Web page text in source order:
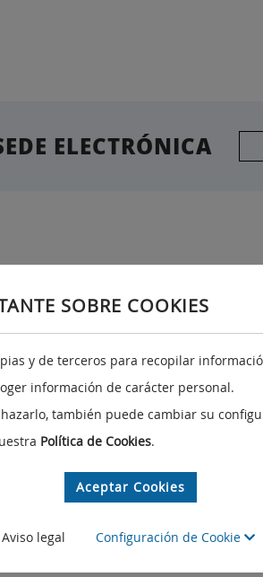
ELECTRÓNICA
Francisco La Roche, n.35
Múltiples I Planta 6ª
Santa Cruz de Tenerife
922 92 24 55
SOBRE COOKIES
y de terceros para recopilar
información de carácter personal.
también puede cambiar su
Política de Cookies.
Aceptar Cookies
Aviso legal Configuración de Cookie